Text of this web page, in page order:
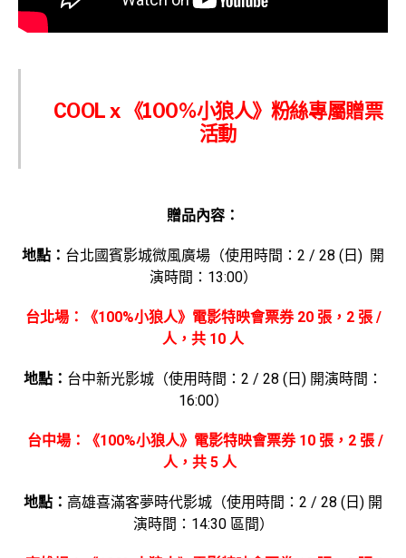
COOL x 《100%小狼人》粉絲專屬贈票
活動
贈品內容：
地點： 台北國賓影城微風廣場（使用時間：2 / 28 (日) 開
演時間：13:00）
台北場：《100%小狼人》電影特映會票券 20 張，2 張 /
人，共 10 人
地點： 台中新光影城（使用時間：2 / 28 (日) 開演時間：
16:00）
台中場：《100%小狼人》電影特映會票券 10 張，2 張 /
人，共 5 人
地點： 高雄喜滿客夢時代影城（使用時間：2 / 28 (日) 開
演時間：14:30 區間）